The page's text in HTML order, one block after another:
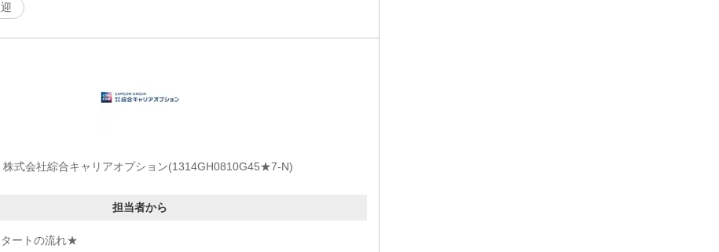
株式会社綜合キャリアオプション(1314GH0810G45★7-N)
担当者から
ートの流れ★